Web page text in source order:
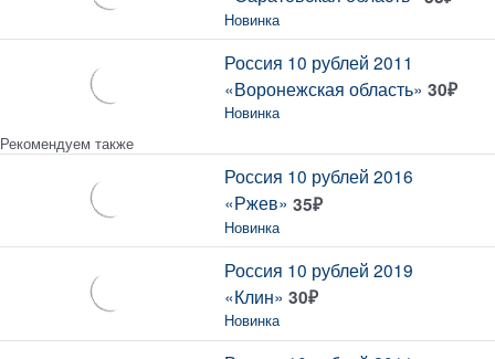
Новинка
Россия 10 рублей 2011
«Воронежская область» 30₽
Новинка
Рекомендуем также
Россия 10 рублей 2016
«Ржев» 35₽
Новинка
Россия 10 рублей 2019
«Клин» 30₽
Новинка